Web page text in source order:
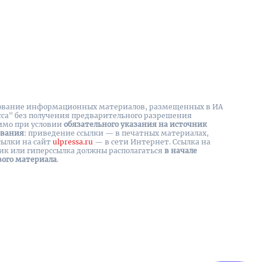
информационных материалов, размещенных в ИА
без получения предварительного разрешения
при условии обязательного указания на источник
: приведение ссылки — в печатных материалах,
на cайт ulpressa.ru — в сети Интернет. Ссылка на
или гиперссылка должны располагаться в начале
материала.